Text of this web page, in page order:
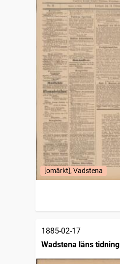
[omärkt], Vadstena
1885-02-17
Wadstena läns tidning